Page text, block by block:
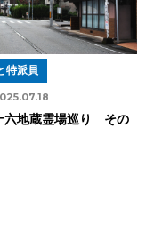
特派員
六地蔵霊場巡り その